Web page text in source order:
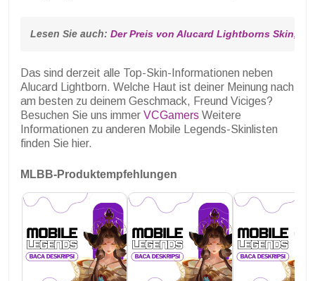
Lesen Sie auch: Der Preis von Alucard Lightborns Skin,
Das sind derzeit alle Top-Skin-Informationen neben
Alucard Lightborn. Welche Haut ist deiner Meinung nach
am besten zu deinem Geschmack, Freund Viciges?
Besuchen Sie uns immer VCGamers Weitere
Informationen zu anderen Mobile Legends-Skinlisten
finden Sie hier.
MLBB-Produktempfehlungen